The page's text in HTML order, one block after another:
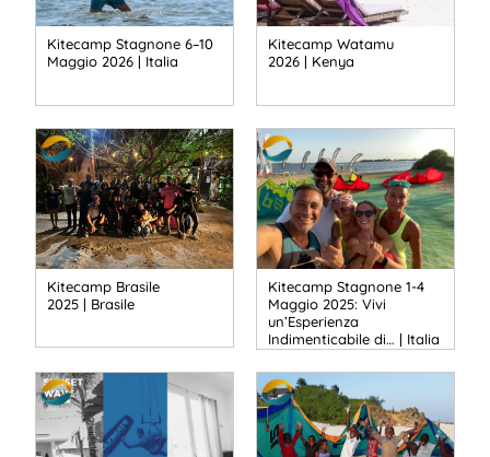
Kitecamp Stagnone 6–10
Maggio 2026 | Italia
Kitecamp Watamu
2026 | Kenya
Kitecamp Brasile
2025 | Brasile
Kitecamp Stagnone 1-4
Maggio 2025: Vivi
un’Esperienza
Indimenticabile di… | Italia